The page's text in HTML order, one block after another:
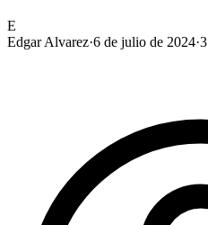
E
Edgar Alvarez·6 de julio de 2024·3